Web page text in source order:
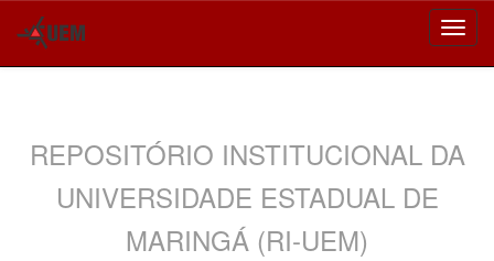
REPOSITÓRIO INSTITUCIONAL DA
UNIVERSIDADE ESTADUAL DE
MARINGÁ (RI-UEM)